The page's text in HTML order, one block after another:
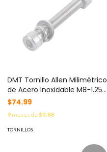
DMT Tornillo Allen Milimétrico
de Acero Inoxidable M8-1.25 x
25 / Incluye Tuerca, Arandela
Plana y Arandela Presión /
Bolsa con 6 piezas / Para
Montajes de Módulos
$74.99
9meses de$9.88
TORNILLOS